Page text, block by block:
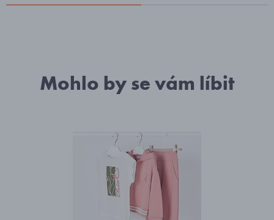
Mohlo by se vám líbit